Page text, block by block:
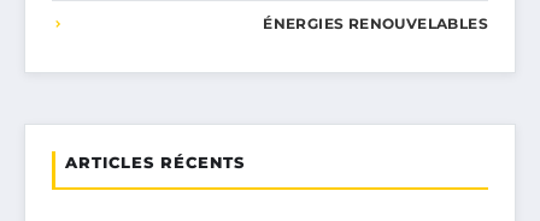
ÉNERGIES RENOUVELABLES
ARTICLES RÉCENTS